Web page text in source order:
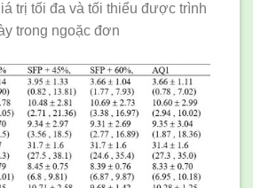
trị tối đa và tối thiểu được trình
trong ngoặc đơn